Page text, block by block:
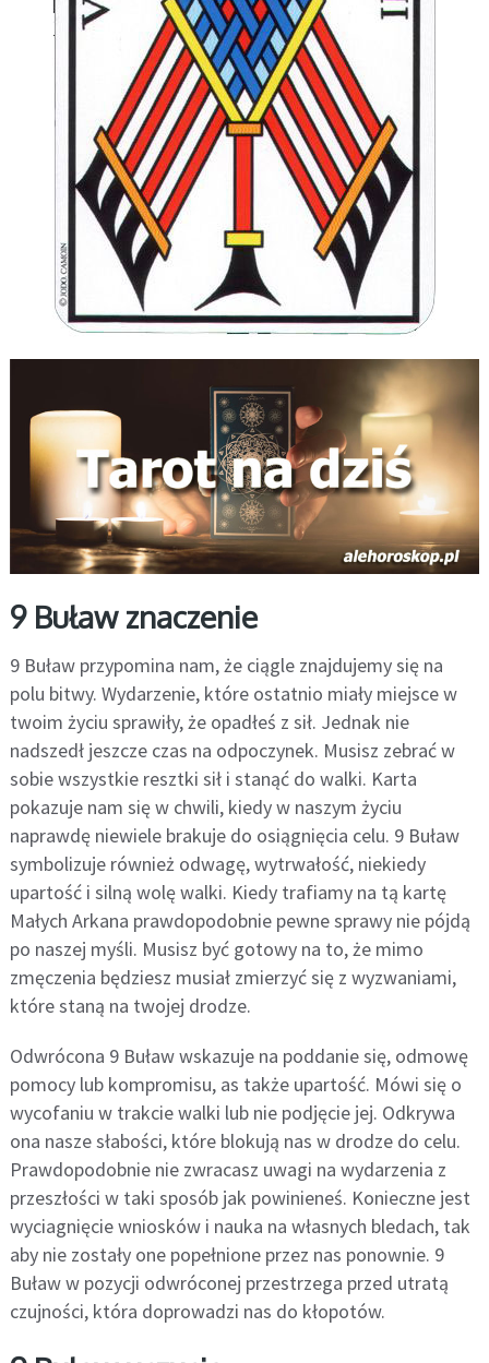
9 Buław znaczenie
9 Buław przypomina nam, że ciągle znajdujemy się na
polu bitwy. Wydarzenie, które ostatnio miały miejsce w
twoim życiu sprawiły, że opadłeś z sił. Jednak nie
nadszedł jeszcze czas na odpoczynek. Musisz zebrać w
sobie wszystkie resztki sił i stanąć do walki. Karta
pokazuje nam się w chwili, kiedy w naszym życiu
naprawdę niewiele brakuje do osiągnięcia celu. 9 Buław
symbolizuje również odwagę, wytrwałość, niekiedy
upartość i silną wolę walki. Kiedy trafiamy na tą kartę
Małych Arkana prawdopodobnie pewne sprawy nie pójdą
po naszej myśli. Musisz być gotowy na to, że mimo
zmęczenia będziesz musiał zmierzyć się z wyzwaniami,
które staną na twojej drodze.
Odwrócona 9 Buław wskazuje na poddanie się, odmowę
pomocy lub kompromisu, as także upartość. Mówi się o
wycofaniu w trakcie walki lub nie podjęcie jej. Odkrywa
ona nasze słabości, które blokują nas w drodze do celu.
Prawdopodobnie nie zwracasz uwagi na wydarzenia z
przeszłości w taki sposób jak powinieneś. Konieczne jest
wyciagnięcie wniosków i nauka na własnych bledach, tak
aby nie zostały one popełnione przez nas ponownie. 9
Buław w pozycji odwróconej przestrzega przed utratą
czujności, która doprowadzi nas do kłopotów.